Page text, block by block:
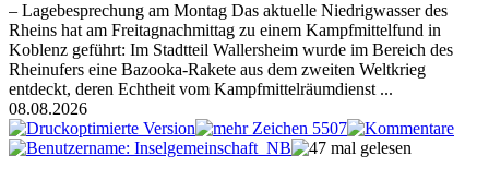
– Lagebesprechung am Montag Das aktuelle Niedrigwasser des
Rheins hat am Freitagnachmittag zu einem Kampfmittelfund in
Koblenz geführt: Im Stadtteil Wallersheim wurde im Bereich des
Rheinufers eine Bazooka-Rakete aus dem zweiten Weltkrieg
entdeckt, deren Echtheit vom Kampfmittelräumdienst ...
08.08.2026